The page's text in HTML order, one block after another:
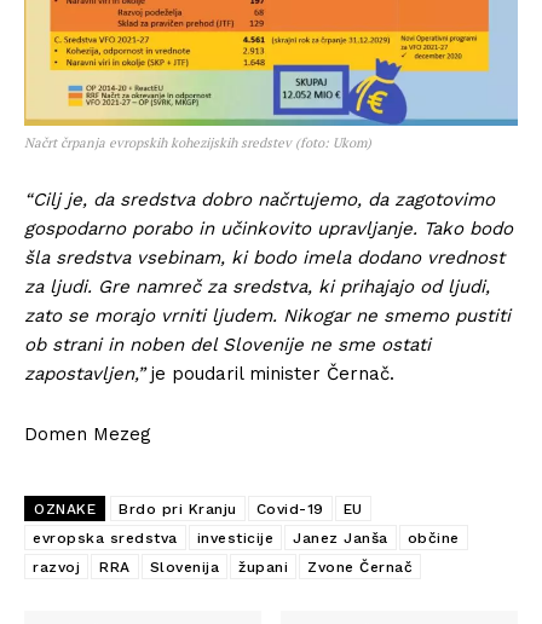
Načrt črpanja evropskih kohezijskih sredstev (foto: Ukom)
“Cilj je, da sredstva dobro načrtujemo, da zagotovimo
gospodarno porabo in učinkovito upravljanje. Tako bodo
šla sredstva vsebinam, ki bodo imela dodano vrednost
za ljudi. Gre namreč za sredstva, ki prihajajo od ljudi,
zato se morajo vrniti ljudem. Nikogar ne smemo pustiti
ob strani in noben del Slovenije ne sme ostati
zapostavljen,”je poudaril minister Černač.
Domen Mezeg
OZNAKE Brdo pri Kranju Covid-19
EU
evropska sredstva
investicije Janez Janša
občine
razvoj
RRA Slovenija župani Zvone Černač